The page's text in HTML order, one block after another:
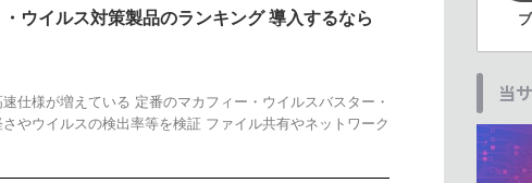
ウイルス対策製品のランキング 導入するなら
仕様が増えている 定番のマカフィー・ウイルスバスター・
やウイルスの検出率等を検証 ファイル共有やネットワーク
当